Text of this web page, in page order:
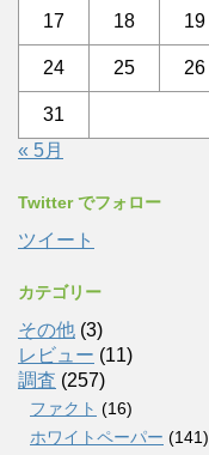
17 18 19
24 25 26
31
« 5月
Twitter でフォロー
ツイート
カテゴリー
その他 (3)
レビュー (11)
調査 (257)
ファクト (16)
ホワイトペーパー (141)